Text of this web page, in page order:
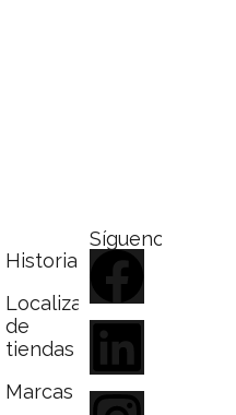
Historia
Localizador
de
tiendas
Marcas
Síguenos